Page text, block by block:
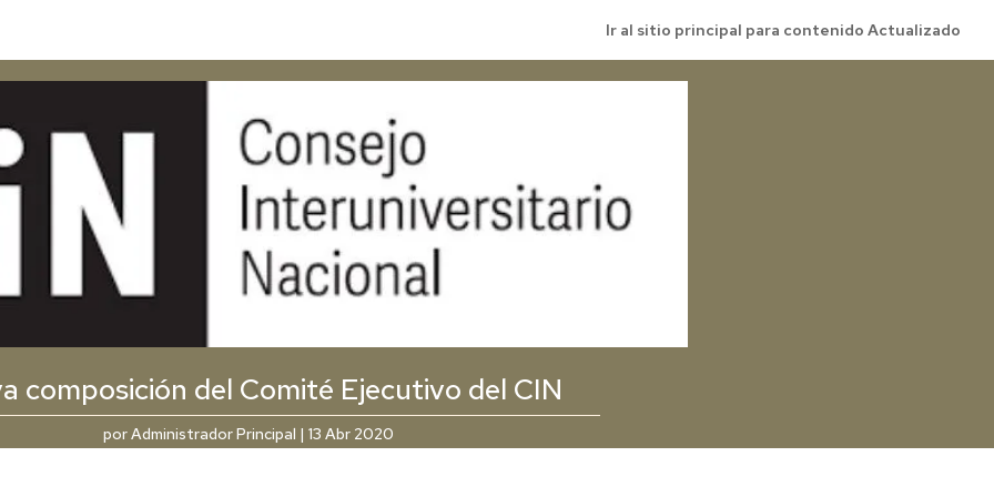
Ir al sitio principal para contenido Actualizado
composición del Comité Ejecutivo del CIN
porAdministrador Principal | 13 Abr 2020